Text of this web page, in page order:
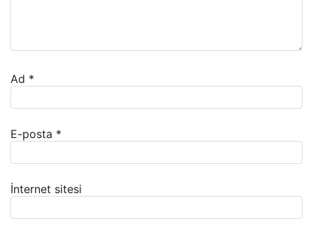
Ad *
E-posta *
İnternet sitesi